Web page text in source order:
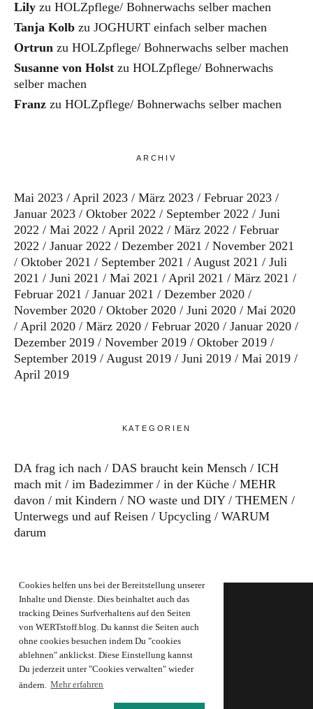
Cookies helfen uns bei der Bereitstellung unserer
Inhalte und Dienste. Dies beinhaltet auch das
tracking Deines Surfverhaltens auf den Seiten
von WERTstoff.blog. Du kannst die Seiten auch
ohne cookies besuchen indem Du "cookies
ablehnen" anklickst. Diese Einstellung kannst
Du jederzeit unter "Cookies verwalten" wieder
ändern.
Mehr erfahren
Lily zu HOLZpflege/ Bohnerwachs selber machen
Tanja Kolb zu JOGHURT einfach selber machen
Ortrun zu HOLZpflege/ Bohnerwachs selber machen
Susanne von Holst zu HOLZpflege/ Bohnerwachs
selber machen
Franz zu HOLZpflege/ Bohnerwachs selber machen
ARCHIV
Mai 2023 April 2023 März 2023
Februar 2023
Januar 2023
Oktober 2022 September 2022
Juni
2022
Mai 2022 April 2022 März 2022
Februar
2022
Januar 2022 Dezember 2021
November 2021
Oktober 2021
September 2021 August 2021
Juli
2021
Juni 2021 Mai 2021 April 2021
März 2021
Februar 2021
Januar 2021
Dezember 2020
November 2020
Oktober 2020 Juni 2020
Mai 2020
April 2020
März 2020 Februar 2020
Januar 2020
Dezember 2019
November 2019
Oktober 2019
September 2019
August 2019 Juni 2019
Mai 2019
April 2019
KATEGORIEN
DA frag ich nach DAS braucht kein Mensch
ICH
mach mit
im Badezimmer in der Küche
MEHR
davon
mit Kindern NO waste und DIY
THEMEN
Unterwegs und auf Reisen
Upcycling
WARUM
darum
FOOTER
Datenschutzerklärung
Impressum